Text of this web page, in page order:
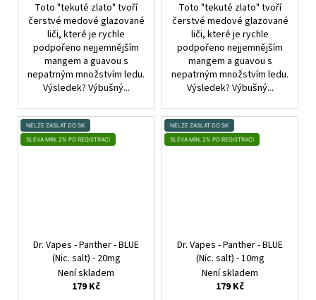
Toto "tekuté zlato" tvoří
čerstvé medové glazované
liči, které je rychle
podpořeno nejjemnějším
mangem a guavou s
nepatrným množstvím ledu.
Výsledek? Výbušný...
Toto "tekuté zlato" tvoří
čerstvé medové glazované
liči, které je rychle
podpořeno nejjemnějším
mangem a guavou s
nepatrným množstvím ledu.
Výsledek? Výbušný...
NELZE ZASLAT DO SK
SLEVA MIN. 2% PO REGISTRACI
Dr. Vapes - Panther - BLUE
(Nic. salt) - 20mg
Není skladem
179 Kč
NELZE ZASLAT DO SK
SLEVA MIN. 2% PO REGISTRACI
Dr. Vapes - Panther - BLUE
(Nic. salt) - 10mg
Není skladem
179 Kč